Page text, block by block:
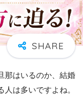
那はいるのか、結婚
は多いですよね。